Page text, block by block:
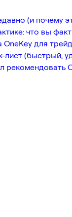
(и почему
что вы
для
лист (быстрый,
рекомендовать